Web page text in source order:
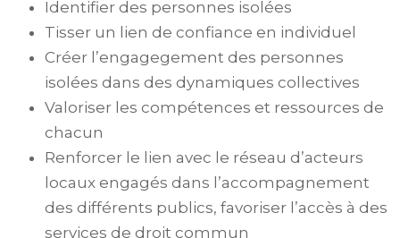
Identifier des personnes isolées
Tisser un lien de confiance en individuel
Créer l’engagegement des personnes
isolées dans des dynamiques collectives
Valoriser les compétences et ressources de
chacun
Renforcer le lien avec le réseau d’acteurs
locaux engagés dans l’accompagnement
des différents publics, favoriser l’accès à des
services de droit commun